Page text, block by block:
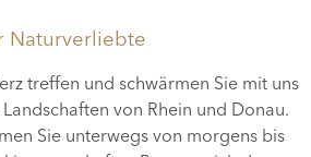
Naturverliebte
treffen und schwärmen Sie mit uns
von Rhein und Donau.
Sie unterwegs von morgens bis